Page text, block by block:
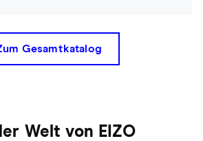
Gesamtkatalog
Welt von EIZO